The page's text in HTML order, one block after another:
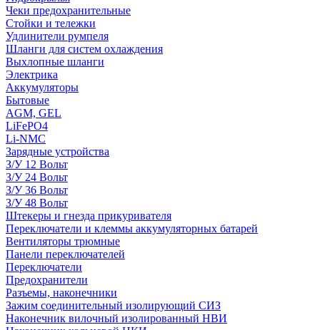
Чеки предохранительные
Стойки и тележки
Удлинители румпеля
Шланги для систем охлаждения
Выхлопные шланги
Электрика
Аккумуляторы
Бытовые
AGM, GEL
LiFePO4
Li-NMC
Зарядные устройства
З/У 12 Вольт
З/У 24 Вольт
З/У 36 Вольт
З/У 48 Вольт
Штекеры и гнезда прикуривателя
Переключатели и клеммы аккумуляторных батарей
Вентиляторы трюмные
Панели переключателей
Переключатели
Предохранители
Разъемы, наконечники
Зажим соединительный изолирующий СИЗ
Наконечник вилочный изолированный НВИ